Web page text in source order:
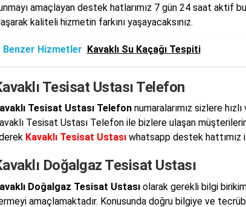
amaçlayan destek hatlarımız 7 gün 24 saat aktif
kaliteli hizmetin farkını yaşayacaksınız.
Benzer Hizmetler Kavaklı Su Kaçağı Tespiti
Tesisat Ustası Telefon
Tesisat Ustası Telefonnumaralarımız sizlere
Tesisat Ustası Telefon ile bizlere ulaşan
Kavaklı Tesisat Ustasıwhatsapp destek hattımız
Doğalgaz Tesisat Ustası
Doğalgaz Tesisat Ustasıolarak gerekli bilgi
amaçlamaktadır. Konusunda doğru bilgiye ve